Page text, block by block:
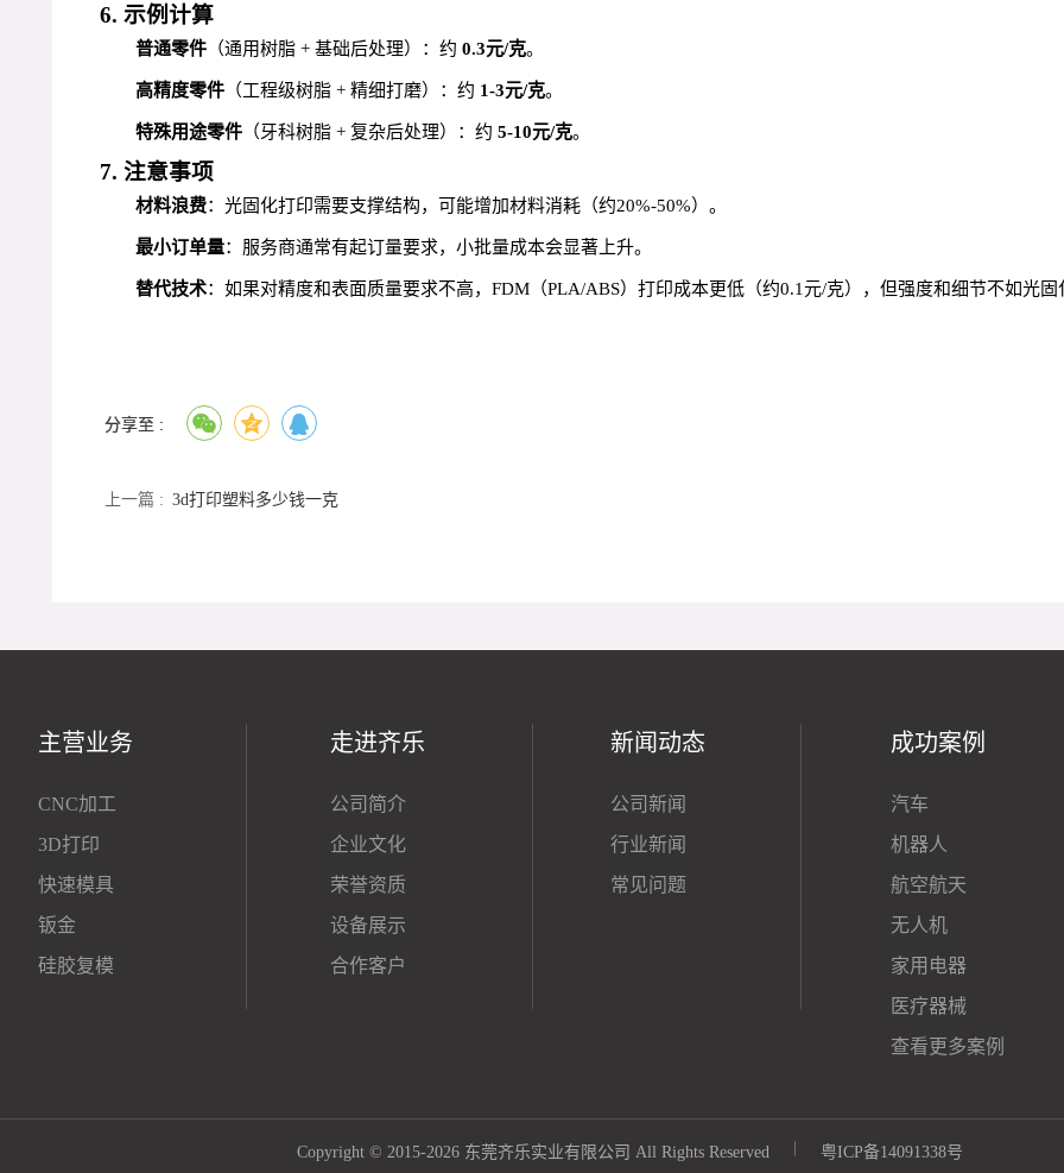
6. 示例计算
普通零件 （通用树脂 + 基础后处理）：约 0.3元/克。
高精度零件 （工程级树脂 + 精细打磨）：约 1-3元/克。
特殊用途零件 （牙科树脂 + 复杂后处理）：约 5-10元/克。
7. 注意事项
材料浪费：光固化打印需要支撑结构，可能增加材料消耗（约20%-50%）。
最小订单量：服务商通常有起订量要求，小批量成本会显著上升。
替代技术：如果对精度和表面质量要求不高，FDM（PLA/ABS）打印成本更低（约0.1元/克），但强度和细节不如光固
分享至 :
上一篇 : 3d打印塑料多少钱一克
主营业务
CNC加工
3D打印
快速模具
钣金
硅胶复模
走进齐乐
公司简介
企业文化
荣誉资质
设备展示
合作客户
新闻动态
公司新闻
行业新闻
常见问题
成功案例
汽车
机器人
航空航天
无人机
家用电器
医疗器械
查看更多案例
Copyright © 2015-2026 东莞齐乐实业有限公司 All Rights Reserved | 粤ICP备14091338号